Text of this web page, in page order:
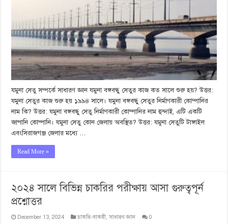
যমুনা সেতু সম্পর্কে সাধারণ জ্ঞান যমুনা বঙ্গবন্ধু সেতুর কাজ কত সালে শুরু হয়? উত্তর:
যমুনা সেতুর কাজ শুরু হয় ১৯৯৪ সালে। যমুনা বঙ্গবন্ধু সেতুর নির্মাণকারী কোম্পানির
নাম কি? উত্তর: যমুনা বঙ্গবন্ধু সেতু নির্মাণকারী কোম্পানির নাম হুন্দাই, এটি একটি
জাপানি কোম্পানি। যমুনা সেতু কোন জেলায় অবস্থিত? উত্তর: যমুনা সেতুটি টাঙ্গাইল
এবংসিরাজগঞ্জ জেলার মধ্যে …
Read More »
২০২৪ সালে বিভিন্ন চাকরির পরীক্ষায় আসা গুরুত্বপূর্ন
প্রশ্নোত্তর
December 13, 2024 চাকরি-বাকরী,সাধারণ জ্ঞান 0